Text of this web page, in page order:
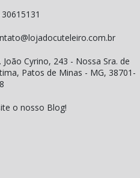
João Cyrino, 243 - Nossa Sra. de
Patos de Minas - MG, 38701-
o nosso Blog!